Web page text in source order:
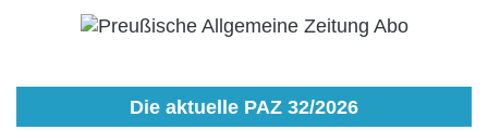
Die aktuelle PAZ 32/2026